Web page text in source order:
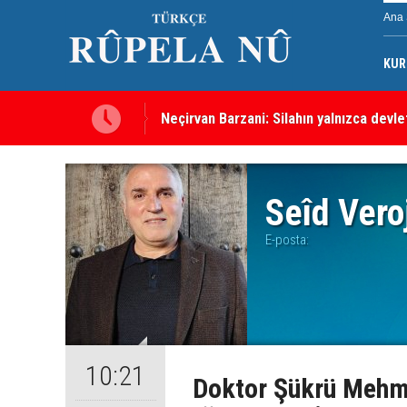
Ana
Neçirvan Barzani: Silahın yalnızca
Kürdistan Hükümeti'nden Kor Mor
Seîd
E-posta:
10:21
Doktor Şükrü